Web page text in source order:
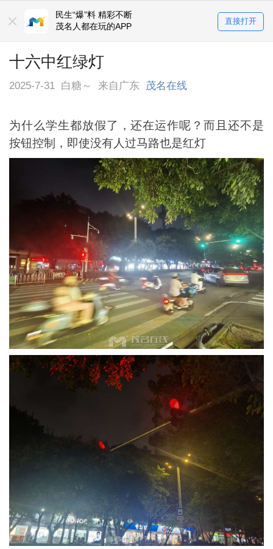
民生“爆”料 精彩不断
茂名人都在玩的APP
直接打开
十六中红绿灯
2025-7-31 白糖～ 来自广东 茂名在线
为什么学生都放假了，还在运作呢？而且还不是
按钮控制，即使没有人过马路也是红灯